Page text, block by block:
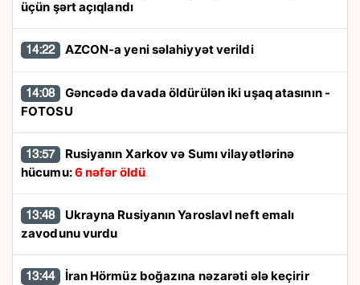
üçün şərt açıqlandı
14:22 AZCON-a yeni səlahiyyət verildi
14:08
FOTOSU
13:57
hücumu:6 nəfər öldü
13:48
zavodunu vurdu
13:44 İran Hörmüz boğazına nəzarəti ələ keçirir